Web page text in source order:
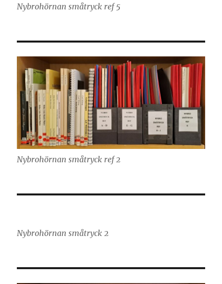
Nybrohörnan småtryck ref 5
Nybrohörnan småtryck ref 2
Nybrohörnan småtryck 2